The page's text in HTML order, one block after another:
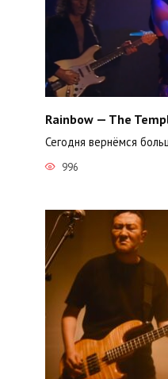
Rainbow — The
Сегодня вернёмся
996